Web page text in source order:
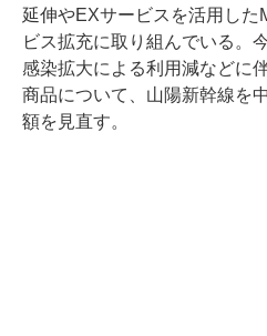
延伸やEXサービスを活用した
ビス拡充に取り組んでいる。
感染拡大による利用減などに
商品について、山陽新幹線を
額を見直す。